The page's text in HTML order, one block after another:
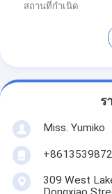
สถานที่กำเนิด
ร
Miss. Yumiko
309 West